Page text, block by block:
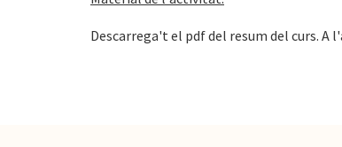
Descarrega't el pdf del resum del curs. A